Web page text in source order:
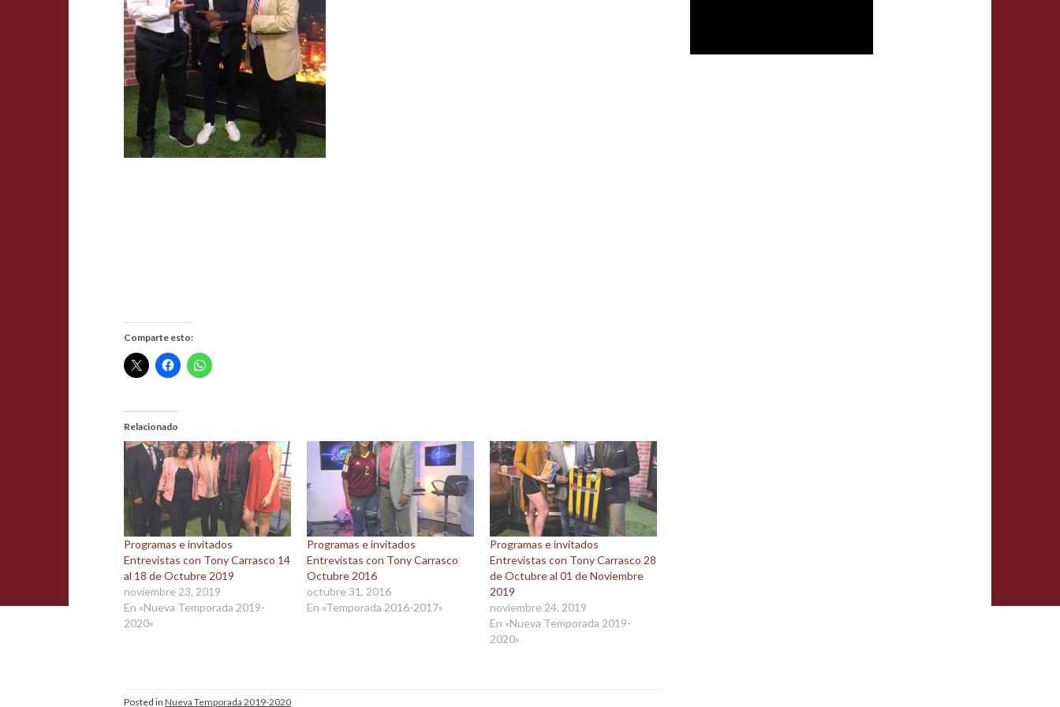
Comparte esto:
Relacionado
Programas e invitados
Entrevistas con Tony Carrasco 14
al 18 de Octubre 2019
noviembre 23, 2019
En «Nueva Temporada 2019-
2020»
Programas e invitados
Entrevistas con Tony Carrasco
Octubre 2016
octubre 31, 2016
En «Temporada 2016-2017»
Programas e invitados
Entrevistas con Tony Carrasco 28
de Octubre al 01 de Noviembre
2019
noviembre 24, 2019
En «Nueva Temporada 2019-
2020»
Posted in Nueva Temporada 2019-2020